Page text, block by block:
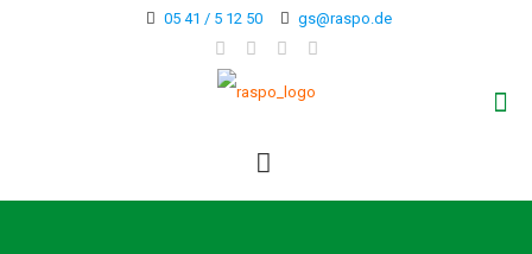
05 41 / 5 12 50 gs@raspo.de